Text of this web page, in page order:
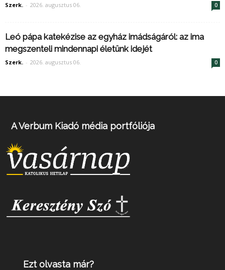
Szerk. - 2026. augusztus 06. 0
Leó pápa katekézise az egyház imádságáról: az ima
megszenteli mindennapi életünk idejét
Szerk. - 2026. augusztus 06. 0
A Verbum Kiadó média portfóliója
Ezt olvasta már?